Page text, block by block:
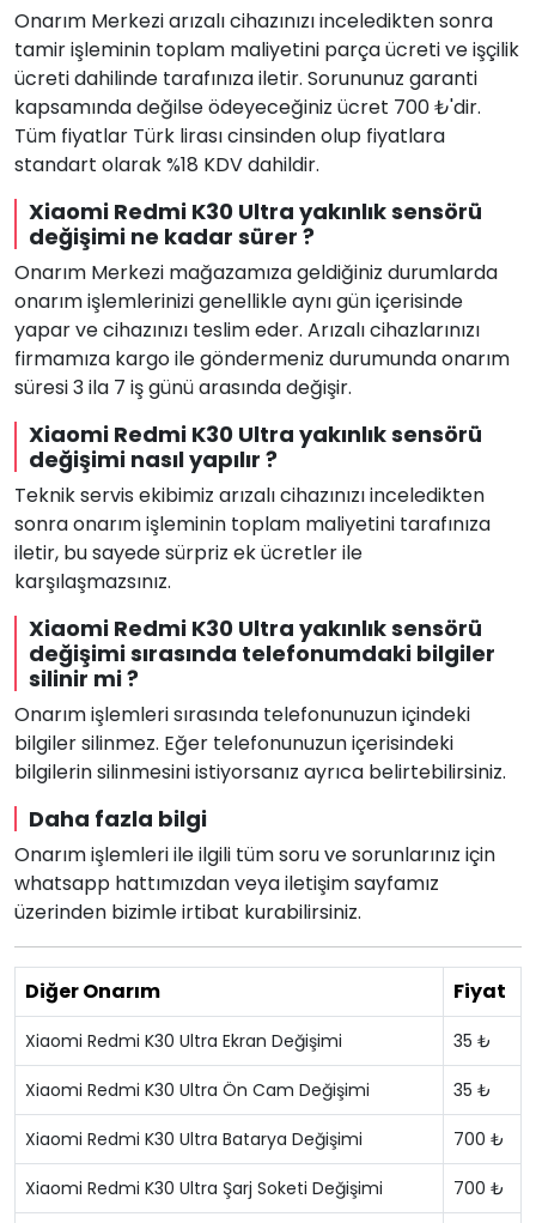
Onarım Merkezi arızalı cihazınızı inceledikten sonra
tamir işleminin toplam maliyetini parça ücreti ve işçilik
ücreti dahilinde tarafınıza iletir. Sorununuz garanti
kapsamında değilse ödeyeceğiniz ücret 700 ₺'dir.
Tüm fiyatlar Türk lirası cinsinden olup fiyatlara
standart olarak %18 KDV dahildir.
Xiaomi Redmi K30 Ultra yakınlık sensörü
değişimi ne kadar sürer ?
Onarım Merkezi mağazamıza geldiğiniz durumlarda
onarım işlemlerinizi genellikle aynı gün içerisinde
yapar ve cihazınızı teslim eder. Arızalı cihazlarınızı
firmamıza kargo ile göndermeniz durumunda onarım
süresi 3 ila 7 iş günü arasında değişir.
Xiaomi Redmi K30 Ultra yakınlık sensörü
değişimi nasıl yapılır ?
Teknik servis ekibimiz arızalı cihazınızı inceledikten
sonra onarım işleminin toplam maliyetini tarafınıza
iletir, bu sayede sürpriz ek ücretler ile
karşılaşmazsınız.
Xiaomi Redmi K30 Ultra yakınlık sensörü
değişimi sırasında telefonumdaki bilgiler
silinir mi ?
Onarım işlemleri sırasında telefonunuzun içindeki
bilgiler silinmez. Eğer telefonunuzun içerisindeki
bilgilerin silinmesini istiyorsanız ayrıca belirtebilirsiniz.
Daha fazla bilgi
Onarım işlemleri ile ilgili tüm soru ve sorunlarınız için
whatsapp hattımızdan veya iletişim sayfamız
üzerinden bizimle irtibat kurabilirsiniz.
Diğer Onarım Fiyat
Xiaomi Redmi K30 Ultra Ekran Değişimi 35 ₺
Xiaomi Redmi K30 Ultra Ön Cam Değişimi 35 ₺
Xiaomi Redmi K30 Ultra Batarya Değişimi 700 ₺
Xiaomi Redmi K30 Ultra Şarj Soketi Değişimi 700 ₺